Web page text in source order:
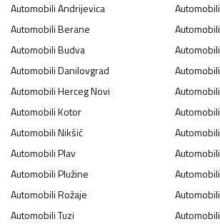
AutomobiliAndrijevica Automobili
AutomobiliBerane Automobili
AutomobiliBudva Automobili
AutomobiliDanilovgrad Automobili
AutomobiliHerceg Novi Automobili
AutomobiliKotor Automobili
AutomobiliNikšić Automobili
AutomobiliPlav Automobili
AutomobiliPlužine Automobili
AutomobiliRožaje Automobili
AutomobiliTuzi Automobili